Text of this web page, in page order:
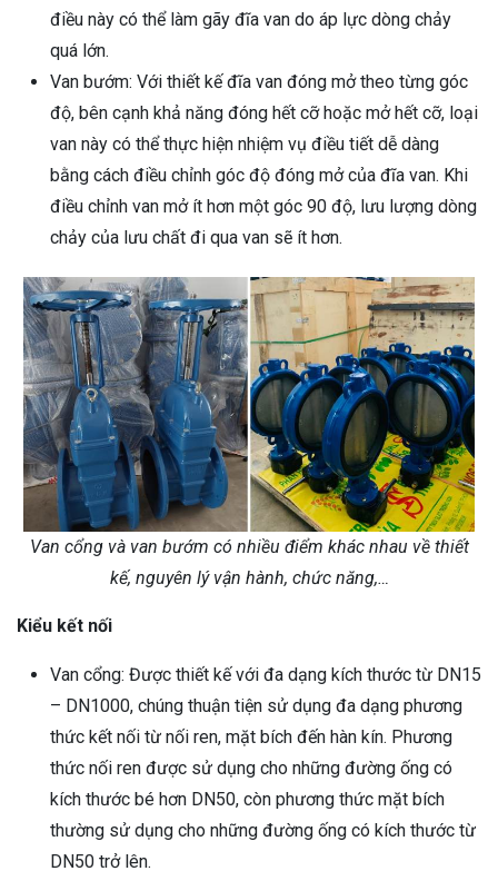
điều này có thể làm gãy đĩa van do áp lực dòng chảy
quá lớn.
Van bướm: Với thiết kế đĩa van đóng mở theo từng góc
độ, bên cạnh khả năng đóng hết cỡ hoặc mở hết cỡ, loại
van này có thể thực hiện nhiệm vụ điều tiết dễ dàng
bằng cách điều chỉnh góc độ đóng mở của đĩa van. Khi
điều chỉnh van mở ít hơn một góc 90 độ, lưu lượng dòng
chảy của lưu chất đi qua van sẽ ít hơn.
Van cổng và van bướm có nhiều điểm khác nhau về thiết
kế, nguyên lý vận hành, chức năng,…
Kiểu kết nối
Van cổng: Được thiết kế với đa dạng kích thước từ DN15
– DN1000, chúng thuận tiện sử dụng đa dạng phương
thức kết nối từ nối ren, mặt bích đến hàn kín. Phương
thức nối ren được sử dụng cho những đường ống có
kích thước bé hơn DN50, còn phương thức mặt bích
thường sử dụng cho những đường ống có kích thước từ
DN50 trở lên.